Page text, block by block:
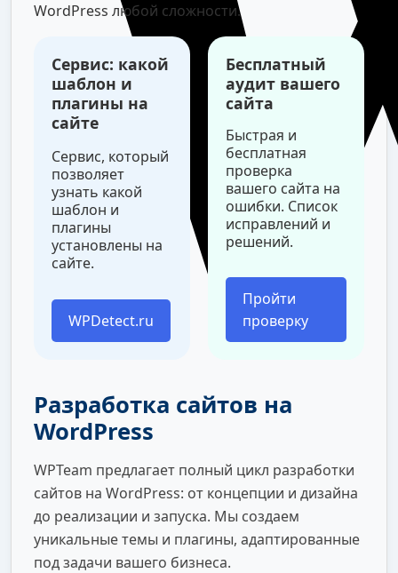
WordPress любой сложности.
Сервис: какой
шаблон и
плагины на
сайте
Сервис, который
позволяет
узнать какой
шаблон и
плагины
установлены на
сайте.
WPDetect.ru
Бесплатный
аудит вашего
сайта
Быстрая и
бесплатная
проверка
вашего сайта на
ошибки. Список
исправлений и
решений.
Пройти
проверку
Разработка сайтов на
WordPress
WPTeam предлагает полный цикл разработки
сайтов на WordPress: от концепции и дизайна
до реализации и запуска. Мы создаем
уникальные темы и плагины, адаптированные
под задачи вашего бизнеса.